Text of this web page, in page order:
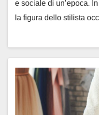
e sociale di un’epoca.
la figura dello stilista